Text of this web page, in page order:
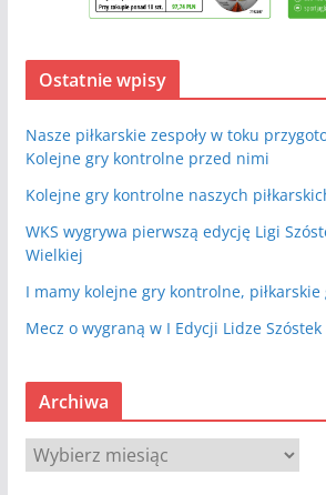
Ostatnie wpisy
Nasze piłkarskie zespoły w toku
Kolejne gry kontrolne przed nimi
Kolejne gry kontrolne naszych
WKS wygrywa pierwszą edycję Ligi
Wielkiej
I mamy kolejne gry kontrolne,
Mecz o wygraną w I Edycji Lidze Szóstek
Archiwa
A
r